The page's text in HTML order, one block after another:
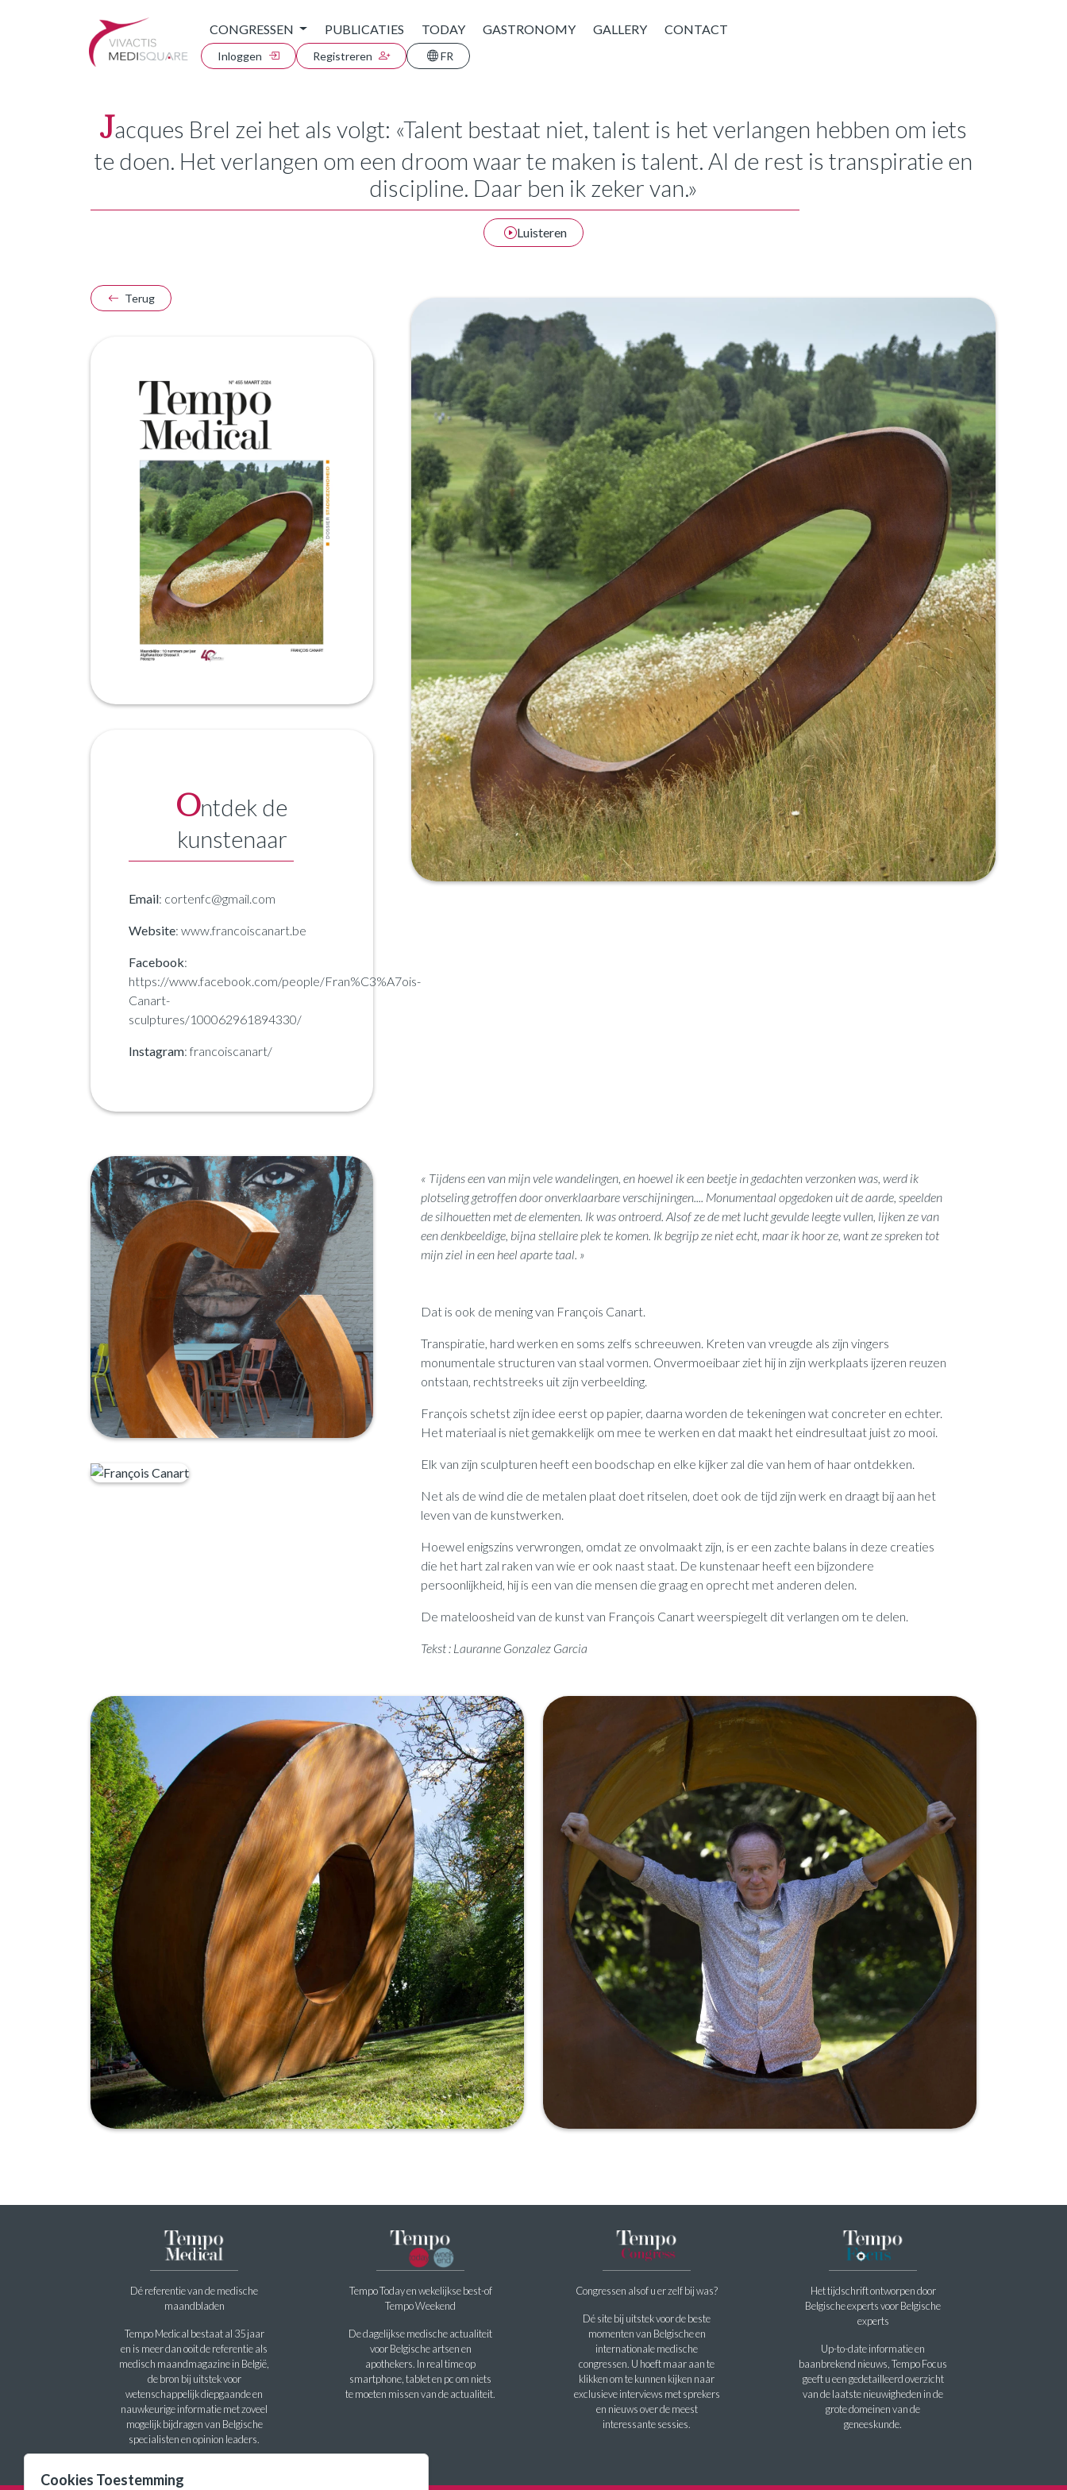
CONGRESSEN PUBLICATIES TODAY GASTRONOMY GALLERY CONTACT
Inloggen Registreren FR
Jacques Brel zei het als volgt: «Talent bestaat niet, talent is het verlangen hebben om iets
te doen. Het verlangen om een droom waar te maken is talent. Al de rest is transpiratie en
discipline. Daar ben ik zeker van.»
Luisteren
Terug
Ontdek de
kunstenaar
Email: cortenfc@gmail.com
Website: www.francoiscanart.be
Facebook:
https://www.facebook.com/people/Fran%C3%A7ois-
Canart-
sculptures/100062961894330/
Instagram: francoiscanart/
« Tijdens een van mijn vele wandelingen, en hoewel ik een beetje in gedachten verzonken was, werd ik
plotseling getroffen door onverklaarbare verschijningen.... Monumentaal opgedoken uit de aarde, speelden
de silhouetten met de elementen. Ik was ontroerd. Alsof ze de met lucht gevulde leegte vullen, lijken ze van
een denkbeeldige, bijna stellaire plek te komen. Ik begrijp ze niet echt, maar ik hoor ze, want ze spreken tot
mijn ziel in een heel aparte taal. »
Dat is ook de mening van François Canart.
Transpiratie, hard werken en soms zelfs schreeuwen. Kreten van vreugde als zijn vingers
monumentale structuren van staal vormen. Onvermoeibaar ziet hij in zijn werkplaats ijzeren reuzen
ontstaan, rechtstreeks uit zijn verbeelding.
François schetst zijn idee eerst op papier, daarna worden de tekeningen wat concreter en echter.
Het materiaal is niet gemakkelijk om mee te werken en dat maakt het eindresultaat juist zo mooi.
Elk van zijn sculpturen heeft een boodschap en elke kijker zal die van hem of haar ontdekken.
Net als de wind die de metalen plaat doet ritselen, doet ook de tijd zijn werk en draagt bij aan het
leven van de kunstwerken.
Hoewel enigszins verwrongen, omdat ze onvolmaakt zijn, is er een zachte balans in deze creaties
die het hart zal raken van wie er ook naast staat. De kunstenaar heeft een bijzondere
persoonlijkheid, hij is een van die mensen die graag en oprecht met anderen delen.
De mateloosheid van de kunst van François Canart weerspiegelt dit verlangen om te delen.
Tekst : Lauranne Gonzalez Garcia
Dé referentie van de medische
maandbladen
Tempo Medical bestaat al 35 jaar
en is meer dan ooit de referentie als
medisch maandmagazine in België,
de bron bij uitstek voor
wetenschappelijk diepgaande en
nauwkeurige informatie met zoveel
mogelijk bijdragen van Belgische
specialisten en opinion leaders.
Tempo Today en wekelijkse best-of
Tempo Weekend
De dagelijkse medische actualiteit
voor Belgische artsen en
apothekers. In real time op
smartphone, tablet en pc om niets
te moeten missen van de actualiteit.
Congressen alsof u er zelf bij was?
Dé site bij uitstek voor de beste
momenten van Belgische en
internationale medische
congressen. U hoeft maar aan te
klikken om te kunnen kijken naar
exclusieve interviews met sprekers
en nieuws over de meest
interessante sessies.
Het tijdschrift ontworpen door
Belgische experts voor Belgische
experts
Up-to-date informatie en
baanbrekend nieuws, Tempo Focus
geeft u een gedetailleerd overzicht
van de laatste nieuwigheden in de
grote domeinen van de
geneeskunde.
Cookies Toestemming